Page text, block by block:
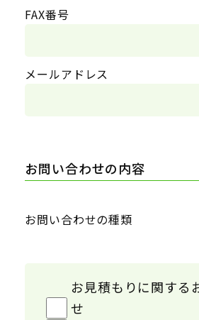
FAX番号
メールアドレス
お問い合わせの内容
お問い合わせの種類
お見積もりに関する
せ